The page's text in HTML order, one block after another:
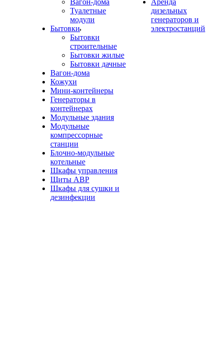
Вагон-дома
Туалетные
модули
Бытовки
Бытовки
строительные
Бытовки жилые
Бытовки дачные
Вагон-дома
Кожухи
Мини-контейнеры
Генераторы в
контейнерах
Модульные здания
Модульные
компрессорные
станции
Блочно-модульные
котельные
Шкафы управления
Щиты АВР
Шкафы для сушки и
дезинфекции
Аренда
дизельных
генераторов и
электростанций